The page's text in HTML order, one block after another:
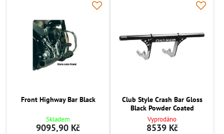
Front Highway Bar Black
Skladem
9095,90 Kč
Club Style Crash Bar Gloss
Black Powder Coated
Vyprodáno
8539 Kč